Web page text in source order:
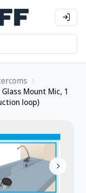
Mount Mic, 1
loop)